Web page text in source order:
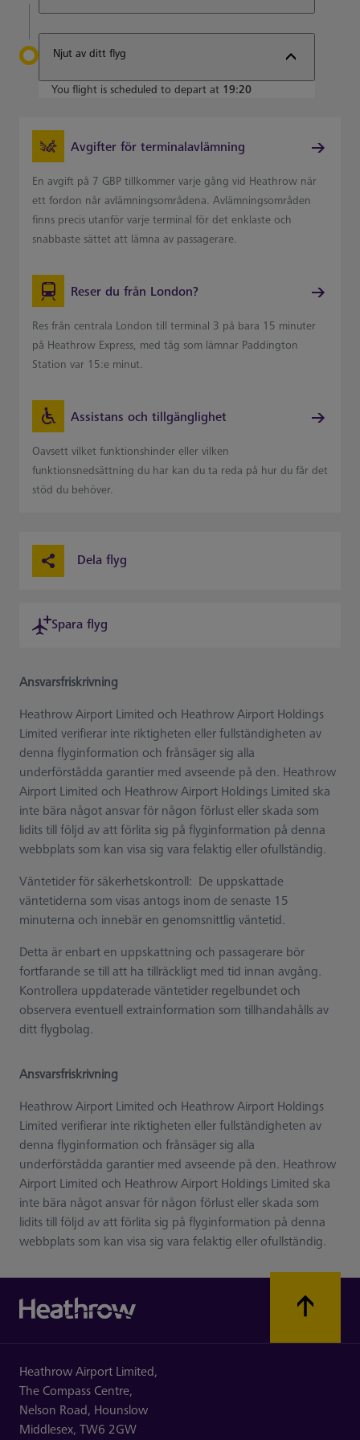
Njut av ditt flyg
You flight is scheduled to depart at 19:20
Avgifter för terminalavlämning
En avgift på 7 GBP tillkommer varje gång vid Heathrow när
ett fordon når avlämningsområdena. Avlämningsområden
finns precis utanför varje terminal för det enklaste och
snabbaste sättet att lämna av passagerare.
Reser du från London?
Res från centrala London till terminal 3 på bara 15 minuter
på Heathrow Express, med tåg som lämnar Paddington
Station var 15:e minut.
Assistans och tillgänglighet
Oavsett vilket funktionshinder eller vilken
funktionsnedsättning du har kan du ta reda på hur du får det
stöd du behöver.
Dela flyg
Spara flyg
Ansvarsfriskrivning
Heathrow Airport Limited och Heathrow Airport Holdings
Limited verifierar inte riktigheten eller fullständigheten av
denna flyginformation och frånsäger sig alla
underförstådda garantier med avseende på den. Heathrow
Airport Limited och Heathrow Airport Holdings Limited ska
inte bära något ansvar för någon förlust eller skada som
lidits till följd av att förlita sig på flyginformation på denna
webbplats som kan visa sig vara felaktig eller ofullständig.
Väntetider för säkerhetskontroll: De uppskattade
väntetiderna som visas antogs inom de senaste 15
minuterna och innebär en genomsnittlig väntetid.
Detta är enbart en uppskattning och passagerare bör
fortfarande se till att ha tillräckligt med tid innan avgång.
Kontrollera uppdaterade väntetider regelbundet och
observera eventuell extrainformation som tillhandahålls av
ditt flygbolag.
Ansvarsfriskrivning
Heathrow Airport Limited och Heathrow Airport Holdings
Limited verifierar inte riktigheten eller fullständigheten av
denna flyginformation och frånsäger sig alla
underförstådda garantier med avseende på den. Heathrow
Airport Limited och Heathrow Airport Holdings Limited ska
inte bära något ansvar för någon förlust eller skada som
lidits till följd av att förlita sig på flyginformation på denna
webbplats som kan visa sig vara felaktig eller ofullständig.
Heathrow Airport Limited,
The Compass Centre,
Nelson Road, Hounslow
Middlesex, TW6 2GW